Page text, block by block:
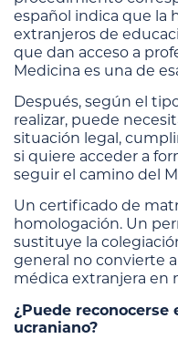
español indica que la
extranjeros de
que dan acceso a
Medicina es una de
Después, según el
realizar, puede
situación legal,
si quiere acceder a
seguir el camino del
Un certificado de
homologación. Un
sustituye la
general no convierte
médica extranjera en
¿Puede
ucraniano?